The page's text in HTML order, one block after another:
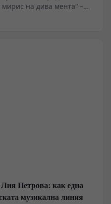
на дива мента“ –
между човека и
Петрова: как една
музикална линия